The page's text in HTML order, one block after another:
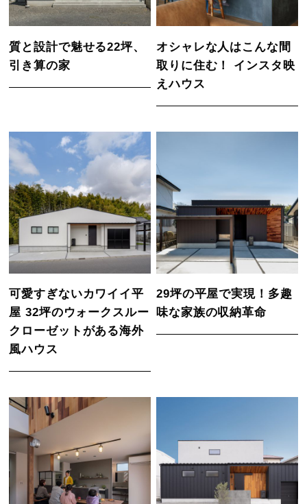
質と設計で魅せる22坪、
引き算の家
オシャレな人はこんな間
取りに住む！ インスタ映
えハウス
可愛すぎないカワイイ平
屋 32坪のウォークスルー
クローゼットがある海外
風ハウス
29坪の平屋で実現！多趣
味な家族の収納革命